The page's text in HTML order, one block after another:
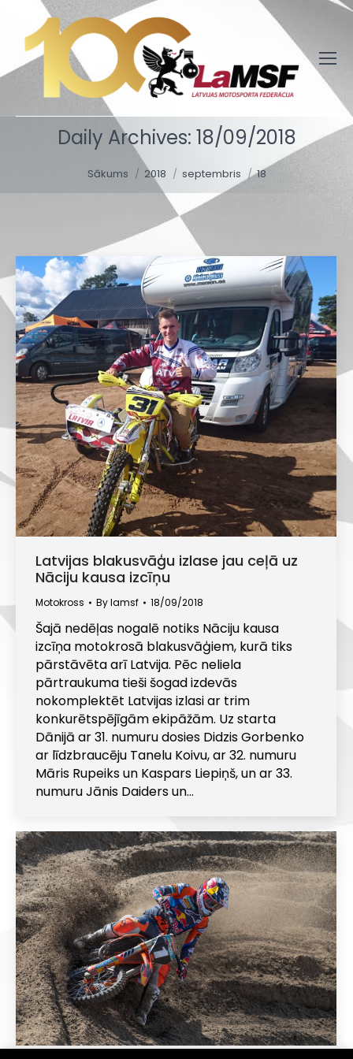
Daily Archives: 18/09/2018
You are here:
Sākums 2018 septembris 18
Latvijas blakusvāģu izlase jau ceļā uz
Nāciju kausa izcīņu
Motokross Bylamsf 18/09/2018
Šajā nedēļas nogalē notiks Nāciju kausa
izcīņa motokrosā blakusvāģiem, kurā tiks
pārstāvēta arī Latvija. Pēc neliela
pārtraukuma tieši šogad izdevās
nokomplektēt Latvijas izlasi ar trim
konkurētspējīgām ekipāžām. Uz starta
Dānijā ar 31. numuru dosies Didzis Gorbenko
ar līdzbraucēju Tanelu Koivu, ar 32. numuru
Māris Rupeiks un Kaspars Liepiņš, un ar 33.
numuru Jānis Daiders un…